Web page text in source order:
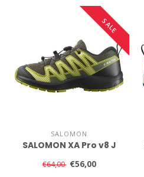
SALE
SALOMON
SALOMON XA Pro v8 J
€64,00 €56,00